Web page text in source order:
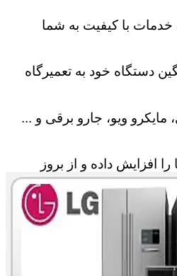
خدمات با کیفیت به شما
دستگاه خود به تعمیرگاه
ویو، جارو برقی و ...
افزایش داده و از بروز